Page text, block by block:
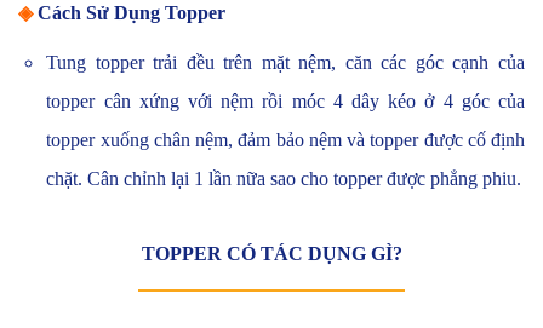
◈Cách Sử Dụng Topper
Tung topper trải đều trên mặt nệm, căn các góc cạnh của
topper cân xứng với nệm rồi móc 4 dây kéo ở 4 góc của
topper xuống chân nệm, đảm bảo nệm và topper được cố định
chặt. Cân chỉnh lại 1 lần nữa sao cho topper được phẳng phiu.
TOPPER CÓ TÁC DỤNG GÌ?